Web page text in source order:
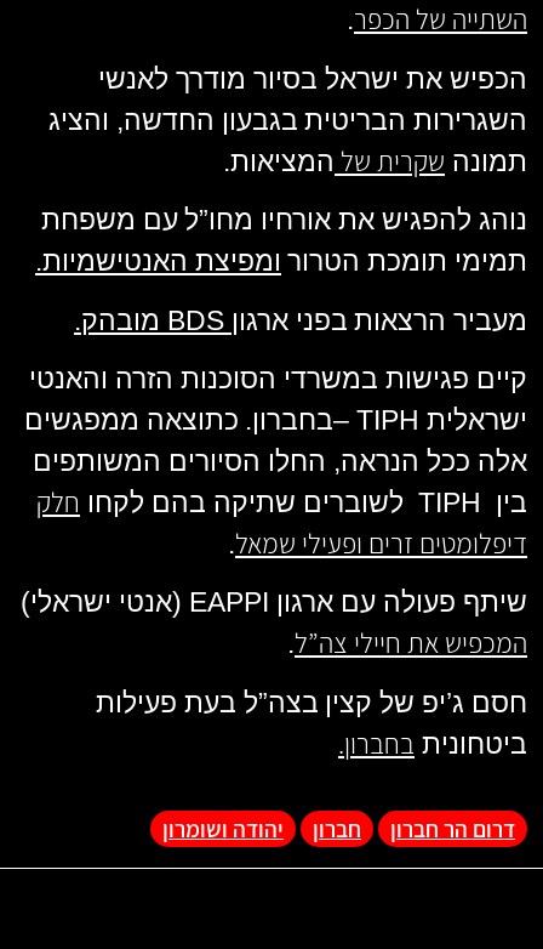
השתייה של הכפר.
הכפיש את ישראל בסיור מודרך לאנשי
השגרירות הבריטית בגבעון החדשה, והציג
תמונה שקרית של המציאות.
נוהג להפגיש את אורחיו מחו”לעם משפחת
תמימי תומכת הטרור ומפיצת האנטישמיות.
מעביר הרצאות בפני ארגון BDS מובהק.
קיים פגישות במשרדי הסוכנות הזרה והאנטי
ישראלית – TIPHבחברון. כתוצאה ממפגשים
אלה ככל הנראה, החלו הסיורים המשותפים
בין TIPH לשוברים שתיקה בהם לקחו חלק
דיפלומטים זרים ופעילי שמאל.
שיתף פעולה עם ארגון EAPPI (אנטי ישראלי)
המכפיש את חיילי צה”ל.
חסם ג’יפ של קצין בצה”ל בעת פעילות
ביטחונית בחברון.
דרום הר חברון חברון יהודה ושומרון